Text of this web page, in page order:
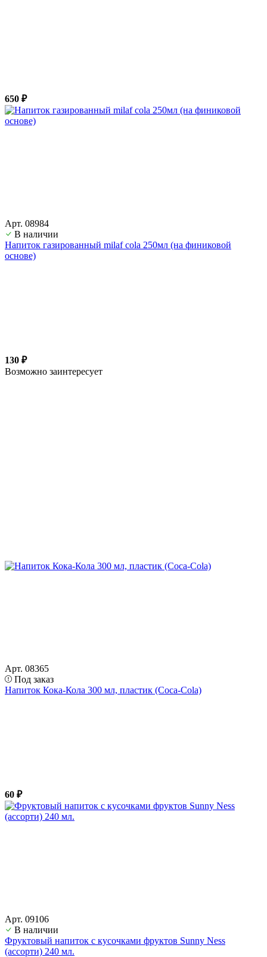
650 ₽
Арт. 08984
В наличии
Напиток газированный milaf cola 250мл (на финиковой
основе)
130 ₽
Возможно заинтересует
Арт. 08365
Под заказ
Напиток Кока-Кола 300 мл, пластик (Coca-Cola)
60 ₽
Арт. 09106
В наличии
Фруктовый напиток с кусочками фруктов Sunny Ness
(ассорти) 240 мл.